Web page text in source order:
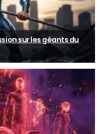
sur les géants du